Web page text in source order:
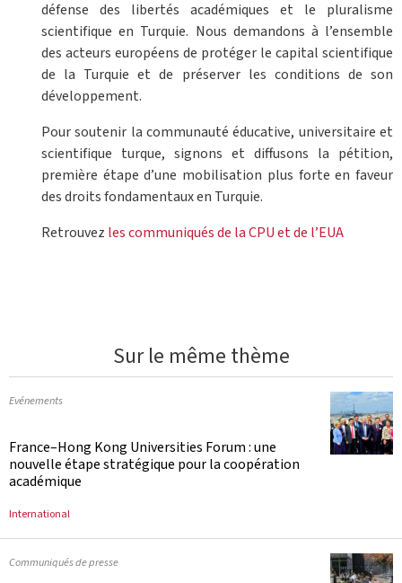
défense des libertés académiques et le pluralisme
scientifique en Turquie. Nous demandons à l’ensemble
des acteurs européens de protéger le capital scientifique
de la Turquie et de préserver les conditions de son
développement.
Pour soutenir la communauté éducative, universitaire et
scientifique turque, signons et diffusons la pétition,
première étape d’une mobilisation plus forte en faveur
des droits fondamentaux en Turquie.
Retrouvez les communiqués de la CPU et de l’EUA
Sur le même thème
Evénements
France–Hong Kong Universities Forum : une
nouvelle étape stratégique pour la coopération
académique
International
Communiqués de presse